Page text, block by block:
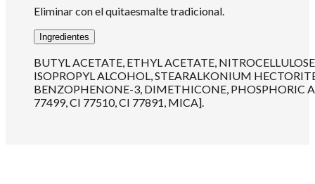
Eliminar con el quitaesmalte tradicional.
Ingredientes
BUTYL ACETATE, ETHYL ACETATE,
ISOPROPYL ALCOHOL, STEARALKONIUM
BENZOPHENONE-3, DIMETHICONE, PHOSPHORIC
77499, CI 77510, CI 77891, MICA].